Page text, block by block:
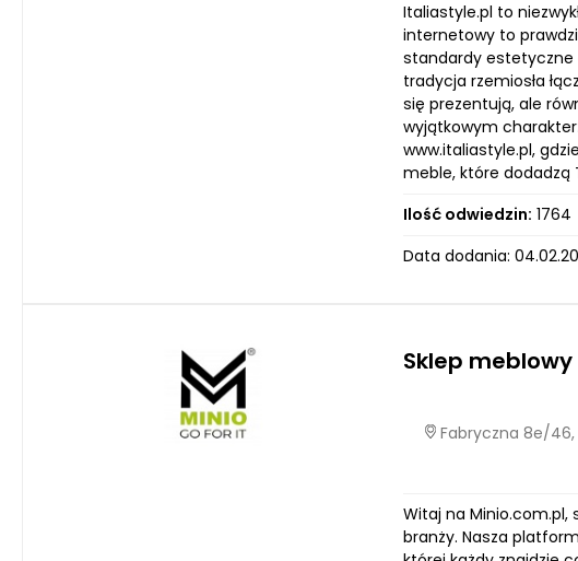
Italiastyle.pl to
internetowy to
standardy estetyczne
tradycja rzemiosła
się prezentują, ale
wyjątkowym
www.italiastyle.pl,
meble, które
Ilość odwiedzin: 1764
Data dodania:
Sklep
Fabryczna 8e/
Witaj na Minio.com.pl,
branży. Nasza